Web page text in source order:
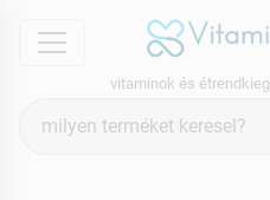
menu
vitaminok és
keresés